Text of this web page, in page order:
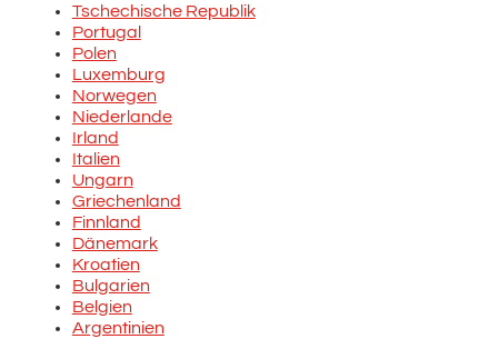
Tschechische Republik
Portugal
Polen
Luxemburg
Norwegen
Niederlande
Irland
Italien
Ungarn
Griechenland
Finnland
Dänemark
Kroatien
Bulgarien
Belgien
Argentinien